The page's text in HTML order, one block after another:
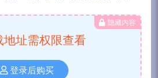
隐藏内容
地址需权限查看
登录后购买